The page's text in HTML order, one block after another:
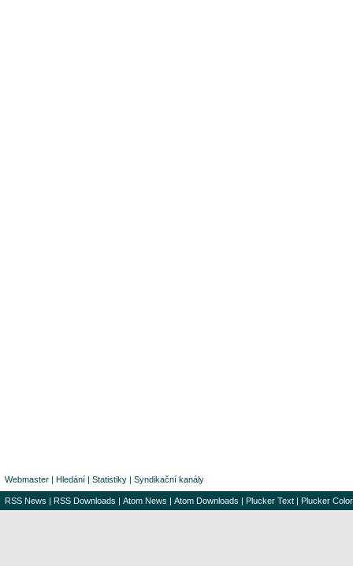
Webmaster | Hledání | Statistiky | Syndikační kanály
RSS News | RSS Downloads | Atom News | Atom Downloads | Plucker Text | Plucker Color